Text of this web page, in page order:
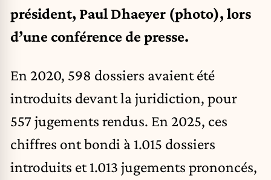
président, Paul Dhaeyer (photo), lors
d’une conférence de presse.
En 2020, 598 dossiers avaient été
introduits devant la juridiction, pour
557 jugements rendus. En 2025, ces
chiffres ont bondi à 1.015 dossiers
introduits et 1.013 jugements prononcés,